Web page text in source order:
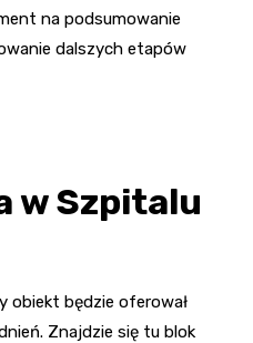
na podsumowanie
dalszych etapów
w Szpitalu
obiekt będzie oferował
Znajdzie się tu blok